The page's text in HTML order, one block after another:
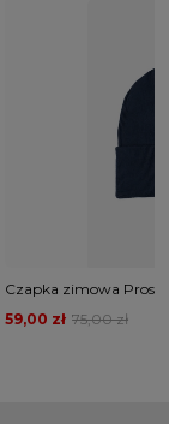
Czapka zimowa
75,00 zł
59,00 zł